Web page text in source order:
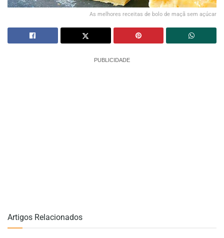
As melhores receitas de bolo de maçã sem açúcar
PUBLICIDADE
Artigos Relacionados